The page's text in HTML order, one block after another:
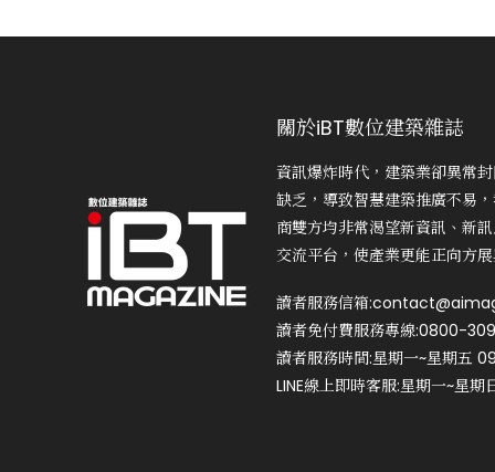
關於iBT數位建築雜誌
資訊爆炸時代，建築業卻異常
缺乏，導致智慧建築推廣不易
商雙方均非常渴望新資訊、新
交流平台，使產業更能正向方
讀者服務信箱
讀者免付費服務專線:0800-
讀者服務時間:星期一~星期五
LINE線上即時客服:星期一~星